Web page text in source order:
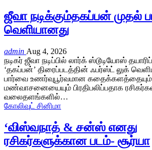
ஜீவா நடிக்கும்தகப்பன் முதல்
வெளியானது
admin Aug 4, 2026
நடிகர் ஜீவா நடிப்பில் லார்க் ஸ்டூடியோஸ்
‘தகப்பன்’ திரைப்படத்தின் ஃபர்ஸ்ட் லுக்
பார்வை உணர்வுபூர்வமான கதைக்களத்தையும்,
மண்வாசனையையும் பிரதிபலிப்பதாக
வலைதளங்களில்…
கோலிவுட் சினிமா
‘விஸ்வநாத் & சன்ஸ் எனது
ரசிகர்களுக்கான படம்- சூர்யா